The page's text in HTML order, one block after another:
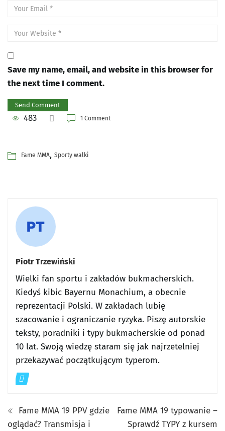
Save my name, email, and website in this browser for
the next time I comment.
483 1 Comment
Fame MMA, Sporty walki
Piotr Trzewiński
Wielki fan sportu i zakładów bukmacherskich.
Kiedyś kibic Bayernu Monachium, a obecnie
reprezentacji Polski. W zakładach lubię
szacowanie i ograniczanie ryzyka. Piszę autorskie
teksty, poradniki i typy bukmacherskie od ponad
10 lat. Swoją wiedzę staram się jak najrzetelniej
przekazywać początkującym typerom.
Fame MMA 19 PPV gdzie
oglądać? Transmisja i
Fame MMA 19 typowanie –
Sprawdź TYPY z kursem